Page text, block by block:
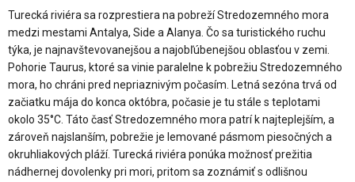
Turecká riviéra sa rozprestiera na pobreží Stredozemného mora
medzi mestami Antalya, Side a Alanya. Čo sa turistického ruchu
týka, je najnavštevovanejšou a najobľúbenejšou oblasťou v zemi.
Pohorie Taurus, ktoré sa vinie paralelne k pobrežiu Stredozemného
mora, ho chráni pred nepriaznivým počasím. Letná sezóna trvá od
začiatku mája do konca októbra, počasie je tu stále s teplotami
okolo 35°C. Táto časť Stredozemného mora patrí k najteplejším, a
zároveň najslanším, pobrežie je lemované pásmom piesočných a
okruhliakových pláží. Turecká riviéra ponúka možnosť prežitia
nádhernej dovolenky pri mori, pritom sa zoznámiť s odlišnou